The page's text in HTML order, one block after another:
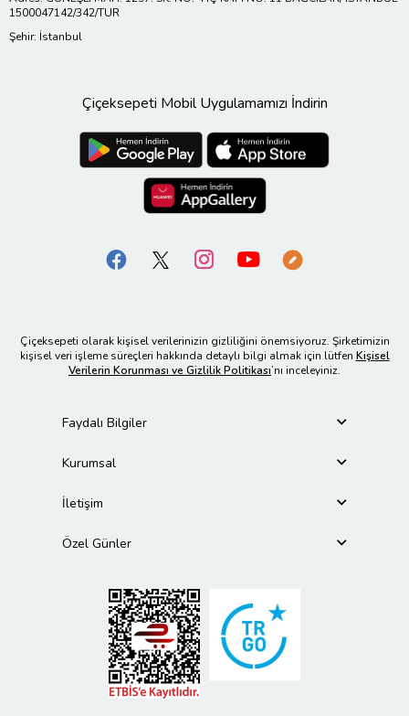
1500047142/342/TUR
Şehir: İstanbul
Çiçeksepeti Mobil Uygulamamızı İndirin
Çiçeksepeti olarak kişisel verilerinizin gizliliğini önemsiyoruz. Şirketimizin
kişisel veri işleme süreçleri hakkında detaylı bilgi almak için lütfen Kişisel
Verilerin Korunması ve Gizlilik Politikası’nı inceleyiniz.
Faydalı Bilgiler
Kurumsal
İletişim
Özel Günler